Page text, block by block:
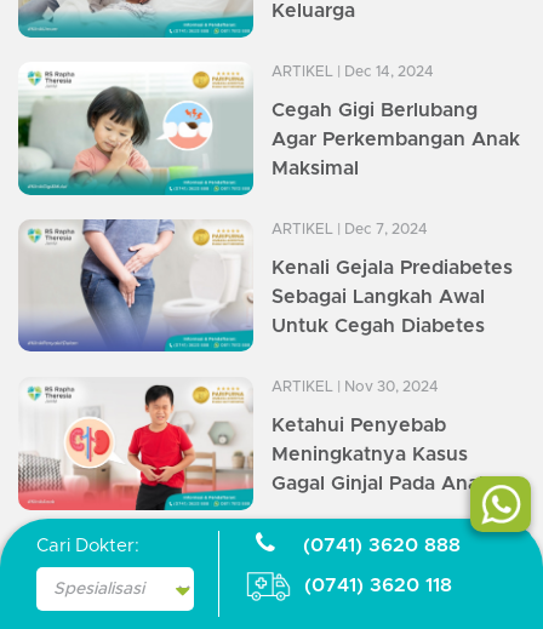
Cari Dokter: (0741) 3620 888
(0741) 3620 118
Keluarga
ARTIKEL | Dec 14, 2024
Cegah Gigi Berlubang
Agar Perkembangan Anak
Maksimal
ARTIKEL | Dec 7, 2024
Kenali Gejala Prediabetes
Sebagai Langkah Awal
Untuk Cegah Diabetes
ARTIKEL | Nov 30, 2024
Ketahui Penyebab
Meningkatnya Kasus
Gagal Ginjal Pada Anak!
ARTIKEL| Nov 21, 2024
RS Rapha Theresia Gelar